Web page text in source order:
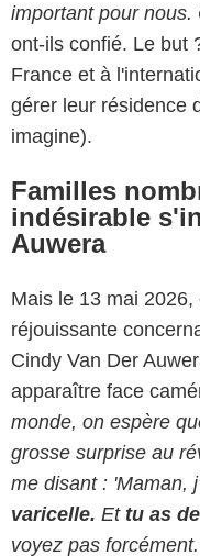
important pour nous.
ont-ils confié. Le but
France et à
gérer leur résidence
imagine).
Familles
indésirable
Auwera
Mais le 13 mai
réjouissante
Cindy Van Der
apparaître face
monde, on espère
grosse surprise au
me disant : 'Maman,
varicelle. Et tu as
voyez pas